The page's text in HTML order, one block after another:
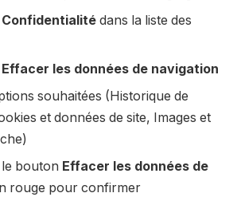
Confidentialité dans la liste des
Effacer les données de navigation
souhaitées (Historique de
et données de site, Images et
bouton Effacer les données de
rouge pour confirmer